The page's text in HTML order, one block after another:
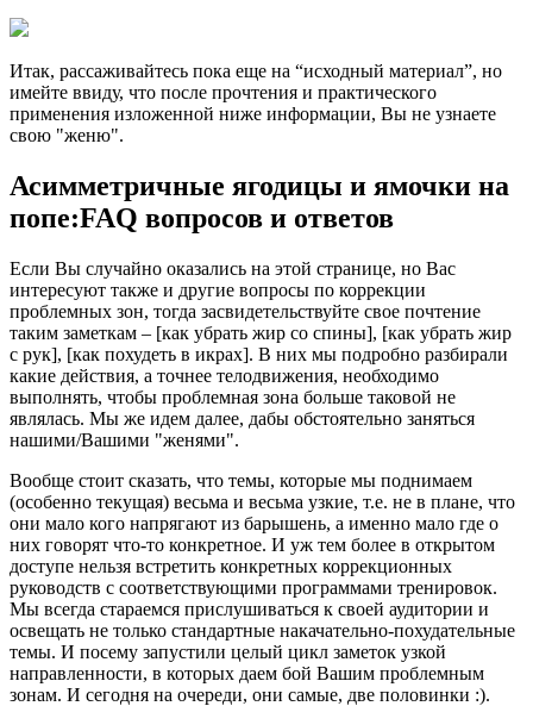
Итак, рассаживайтесь пока еще на “исходный материал”, но
имейте ввиду, что после прочтения и практического
применения изложенной ниже информации, Вы не узнаете
свою "женю".
Асимметричные ягодицы и ямочки на
попе:FAQ вопросов и ответов
Если Вы случайно оказались на этой странице, но Вас
интересуют также и другие вопросы по коррекции
проблемных зон, тогда засвидетельствуйте свое почтение
таким заметкам – [как убрать жир со спины], [как убрать жир
с рук], [как похудеть в икрах]. В них мы подробно разбирали
какие действия, а точнее телодвижения, необходимо
выполнять, чтобы проблемная зона больше таковой не
являлась. Мы же идем далее, дабы обстоятельно заняться
нашими/Вашими "женями".
Вообще стоит сказать, что темы, которые мы поднимаем
(особенно текущая) весьма и весьма узкие, т.е. не в плане, что
они мало кого напрягают из барышень, а именно мало где о
них говорят что-то конкретное. И уж тем более в открытом
доступе нельзя встретить конкретных коррекционных
руководств с соответствующими программами тренировок.
Мы всегда стараемся прислушиваться к своей аудитории и
освещать не только стандартные накачательно-похудательные
темы. И посему запустили целый цикл заметок узкой
направленности, в которых даем бой Вашим проблемным
зонам. И сегодня на очереди, они самые, две половинки :).